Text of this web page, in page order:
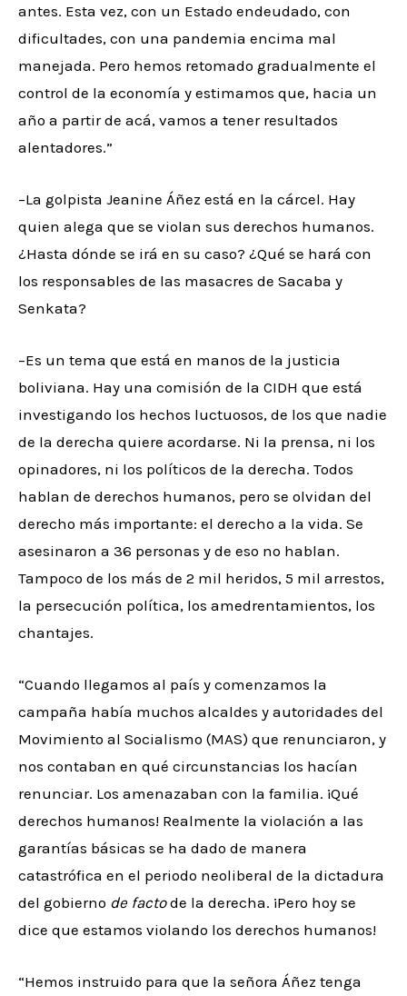
antes. Esta vez, con un Estado endeudado, con
dificultades, con una pandemia encima mal
manejada. Pero hemos retomado gradualmente el
control de la economía y estimamos que, hacia un
año a partir de acá, vamos a tener resultados
alentadores.”
–La golpista Jeanine Áñez está en la cárcel. Hay
quien alega que se violan sus derechos humanos.
¿Hasta dónde se irá en su caso? ¿Qué se hará con
los responsables de las masacres de Sacaba y
Senkata?
–Es un tema que está en manos de la justicia
boliviana. Hay una comisión de la CIDH que está
investigando los hechos luctuosos, de los que nadie
de la derecha quiere acordarse. Ni la prensa, ni los
opinadores, ni los políticos de la derecha. Todos
hablan de derechos humanos, pero se olvidan del
derecho más importante: el derecho a la vida. Se
asesinaron a 36 personas y de eso no hablan.
Tampoco de los más de 2 mil heridos, 5 mil arrestos,
la persecución política, los amedrentamientos, los
chantajes.
“Cuando llegamos al país y comenzamos la
campaña había muchos alcaldes y autoridades del
Movimiento al Socialismo (MAS) que renunciaron, y
nos contaban en qué circunstancias los hacían
renunciar. Los amenazaban con la familia. ¡Qué
derechos humanos! Realmente la violación a las
garantías básicas se ha dado de manera
catastrófica en el periodo neoliberal de la dictadura
del gobierno de factode la derecha. ¡Pero hoy se
dice que estamos violando los derechos humanos!
“Hemos instruido para que la señora Áñez tenga